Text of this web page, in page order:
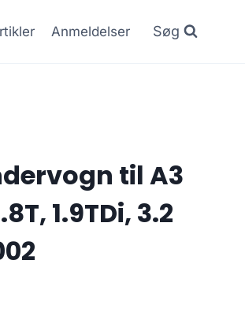
Anmeldelser Søg
til A3
1.9TDi, 3.2